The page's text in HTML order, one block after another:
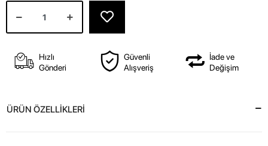
Hızlı
Gönderi
Güvenli
Alışveriş
İade ve
Değişim
ÜRÜN ÖZELLİKLERİ